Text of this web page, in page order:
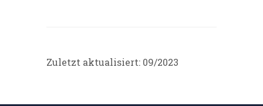
Zuletzt aktualisiert: 09/2023